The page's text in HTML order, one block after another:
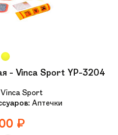
- Vinca Sport YP-3204
Vinca Sport
Аптечки
₽